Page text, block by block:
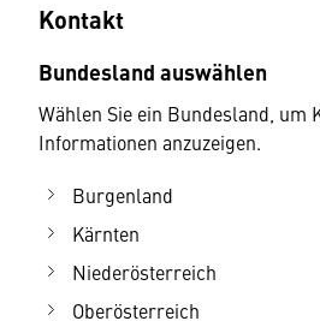
Kontakt
Bundesland auswählen
Wählen Sie ein Bundesland, um
Informationen anzuzeigen.
Burgenland
Kärnten
Niederösterreich
Oberösterreich